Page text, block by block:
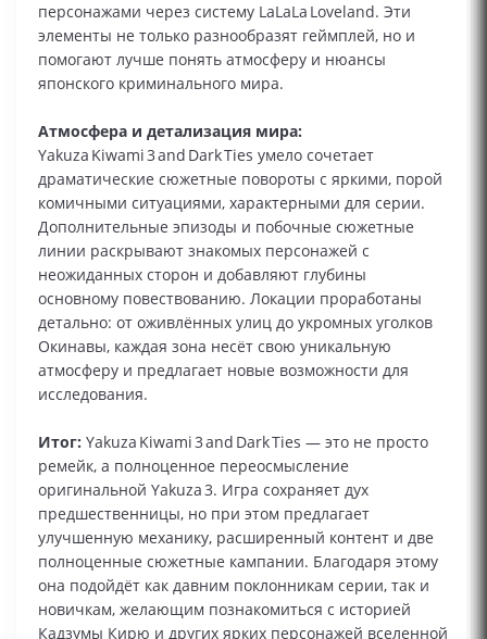
персонажами через систему LaLaLa Loveland. Эти
элементы не только разнообразят геймплей, но и
помогают лучше понять атмосферу и нюансы
японского криминального мира.
Атмосфера и детализация мира:
Yakuza Kiwami 3 and Dark Ties умело сочетает
драматические сюжетные повороты с яркими, порой
комичными ситуациями, характерными для серии.
Дополнительные эпизоды и побочные сюжетные
линии раскрывают знакомых персонажей с
неожиданных сторон и добавляют глубины
основному повествованию. Локации проработаны
детально: от оживлённых улиц до укромных уголков
Окинавы, каждая зона несёт свою уникальную
атмосферу и предлагает новые возможности для
исследования.
Итог: Yakuza Kiwami 3 and Dark Ties — это не просто
ремейк, а полноценное переосмысление
оригинальной Yakuza 3. Игра сохраняет дух
предшественницы, но при этом предлагает
улучшенную механику, расширенный контент и две
полноценные сюжетные кампании. Благодаря этому
она подойдёт как давним поклонникам серии, так и
новичкам, желающим познакомиться с историей
Кадзумы Кирю и других ярких персонажей вселенной